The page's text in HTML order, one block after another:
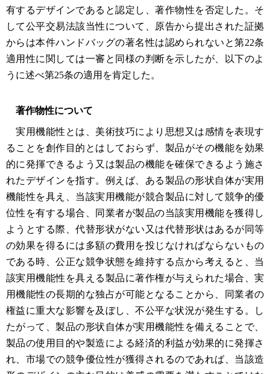
有するデザインであると認定し、著作物性を否定した。そ
して公平交易法該当性について、原告から提出された証拠
からは本件ハンドバッグの著名性は認められないと第22条
適用性に関しては一審と同様の判断を示したが、以下のよ
うに述べ第25条の適用を肯定した。
著作物性について
実用機能性とは、美術技巧により思想又は感情を表現す
ることを創作目的とはしておらず、製品がその機能を効果
的に発揮できるよう又は製品の機能を確保できるよう施さ
れたデザインを指す。例えば、ある製品の形状自体が実用
機能性を具え、当該実用機能が競合製品に対して競争的優
位性を有する場合、同業者が製品の当該実用機能を獲得し
ようとする際、代替形状がない又は代替形状はあるが同等
の効果を得るには多額の費用を投じなければならないもの
である時、公正な競争状態を維持する点から考えると、当
該実用機能性を具える製品に著作権が与えられた場合、実
用機能性の長期的な独占が可能となることから、同業者の
権益に重大な影響を及ぼし、不公平な状況が発生する。し
たがって、製品の形状自体が実用機能性を備えることで、
製品の使用目的や製造による経済的利益が効果的に発揮さ
れ、市場での競争優位性が獲得されるのであれば、当該造